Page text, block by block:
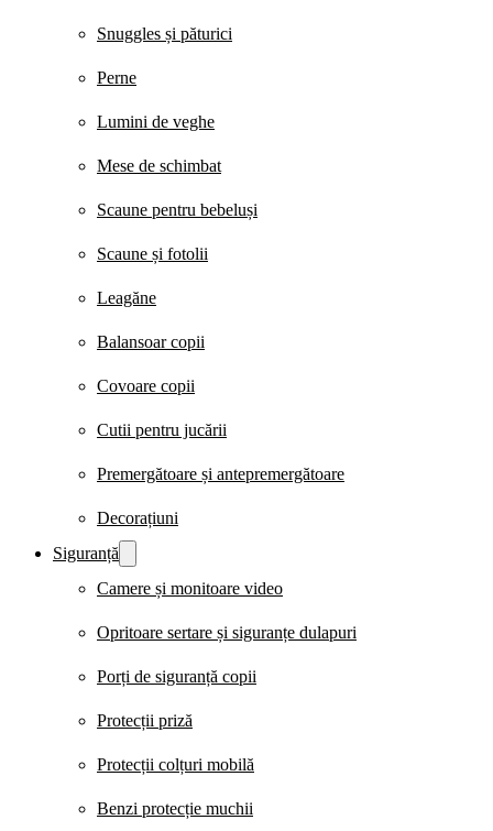
Snuggles și păturici
Perne
Lumini de veghe
Mese de schimbat
Scaune pentru bebeluși
Scaune și fotolii
Leagăne
Balansoar copii
Covoare copii
Cutii pentru jucării
Premergătoare și antepremergătoare
Decorațiuni
Siguranță
Camere și monitoare video
Opritoare sertare și siguranțe dulapuri
Porți de siguranță copii
Protecții priză
Protecții colțuri mobilă
Benzi protecție muchii